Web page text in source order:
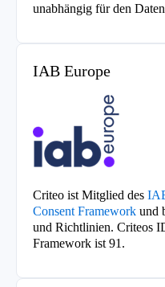
unabhängig für den
IAB Europe
Criteo ist Mitglied des
Consent Framework und
und Richtlinien. Criteos
Framework ist 91.